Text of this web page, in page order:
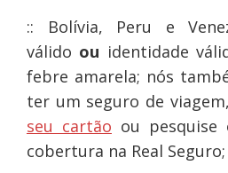
:: Bolívia, Peru e
válido ou identidade
febre amarela; nós
ter um seguro de
seu cartão ou
cobertura na Real Seguro;